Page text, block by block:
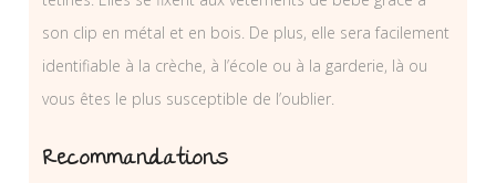
son clip en métal et en bois. De plus, elle sera facilement
identifiable à la crèche, à l’école ou à la garderie, là ou
vous êtes le plus susceptible de l’oublier.
Recommandations